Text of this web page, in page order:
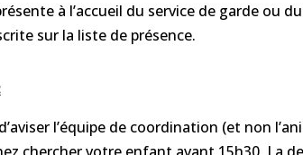
à l’accueil du service de garde ou
sur la liste de présence.
l’équipe de coordination (et non